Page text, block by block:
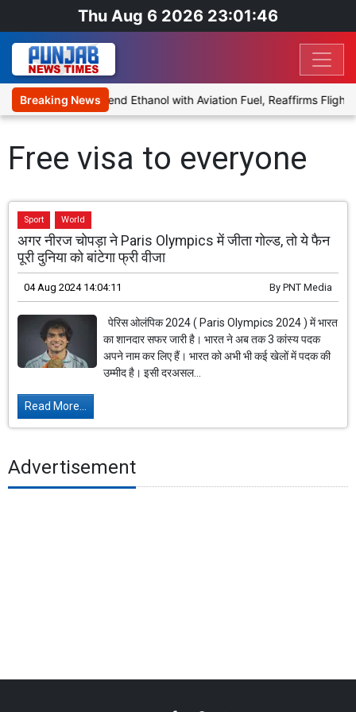
Thu Aug 6 2026 23:01:46
Breaking News
Proposal to Blend Ethanol with Aviation Fuel, Reaffirms Flight
Free visa to everyone
Sport World
अगर नीरज चोपड़ा ने Paris Olympics में जीता गोल्ड, तो ये फैन
पूरी दुनिया को बांटेगा फ्री वीजा
04 Aug 2024 14:04:11 By PNT Media
पेरिस ओलंपिक 2024 ( Paris Olympics 2024 ) में भारत
का शानदार सफर जारी है। भारत ने अब तक 3 कांस्य पदक
अपने नाम कर लिए हैं। भारत को अभी भी कई खेलों में पदक की
उम्मीद है। इसी दरअसल...
Read More...
Advertisement